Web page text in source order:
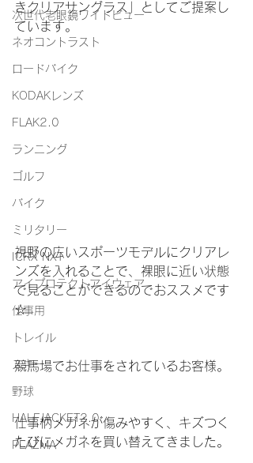
次世代老眼鏡ワイドビュー
ネオコントラスト
ロードバイク
KODAKレンズ
FLAK2.0
ランニング
ゴルフ
バイク
ミリタリー
ICRX NXT
アイプロテクトアイウェア
仕事用
トレイル
スキー
野球
HALFJACKET2.0
PLAZMA
きクリアサングラス」としてご提案し
ています。
視野の広いスポーツモデルにクリアレ
ンズを入れることで、裸眼に近い状態
で見ることができるのでおススメです
☆
競馬場でお仕事をされているお客様。
仕事柄メガネが傷みやすく、キズつく
たびにメガネを買い替えてきました。